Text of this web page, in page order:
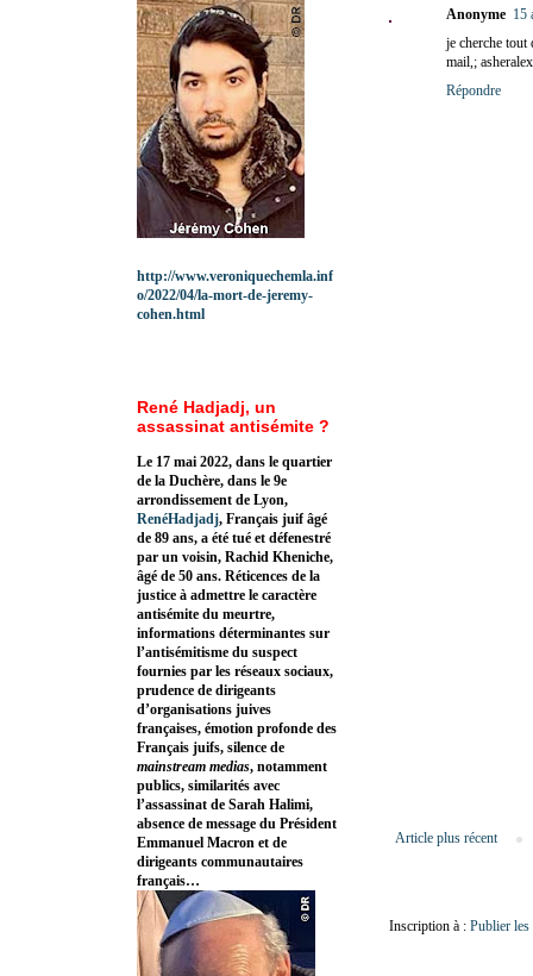
Anonyme 15
je cherche tout
mail,;
Répondre
Article plus récent
Inscription à : Publier
http://www.veroniquechemla.inf
o/2022/04/la-mort-de-jeremy-
cohen.html
René Hadjadj, un
assassinat antisémite ?
Le 17 mai 2022, dans le quartier
de la Duchère, dans le 9e
arrondissement de Lyon,
RenéHadjadj, Français juif âgé
de 89 ans, a été tué et défenestré
par un voisin, Rachid Kheniche,
âgé de 50 ans. Réticences de la
justice à admettre le caractère
antisémite du meurtre,
informations déterminantes sur
l’antisémitisme du suspect
fournies par les réseaux sociaux,
prudence de dirigeants
d’organisations juives
françaises, émotion profonde des
Français juifs, silence de
mainstream medias, notamment
publics, similarités avec
l’assassinat de Sarah Halimi,
absence de message du Président
Emmanuel Macron et de
dirigeants communautaires
français…